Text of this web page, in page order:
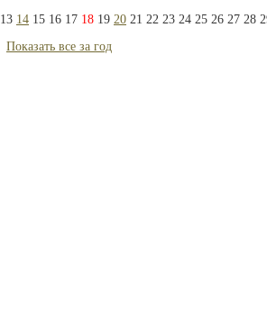
13 14 15 16 17 18 19 20 21 22 23 24 25 26 27 28
Показать все за год